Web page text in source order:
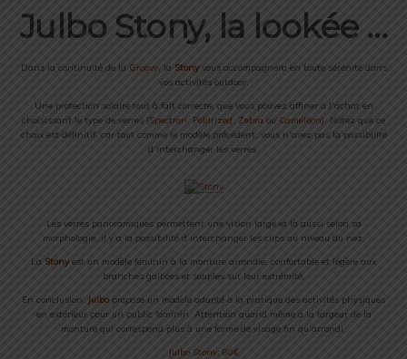
Julbo Stony, la lookée …
Dans la continuité de la Groovy, la Stonyvous accompagnera en toute sérénité dans
vos activités outdoor.
Une protection solaire tout à fait correcte, que vous pouvez affiner à l’achat en
choisissant le type de verres (Spectron, Polarized, Zebra ou Caméléon). Notez que ce
choix est définitif, car tout comme le modèle précédent, vous n’avez pas la possibilité
d’interchanger les verres.
Les verres panoramiques permettent une vision large et là aussi selon sa
morphologie, il y a la possibilité d’interchanger les clips au niveau du nez.
La Stony est un modèle féminin à la monture arrondie, confortable et légère aux
branches galbées et souples sur leur extrémité.
En conclusion: Julbo propose un modèle adapté à la pratique des activités physiques
en extérieur pour un public féminin. Attention quand même à la largeur de la
monture qui correspond plus à une forme de visage fin qu’arrondi.
Julbo Stony: 80€